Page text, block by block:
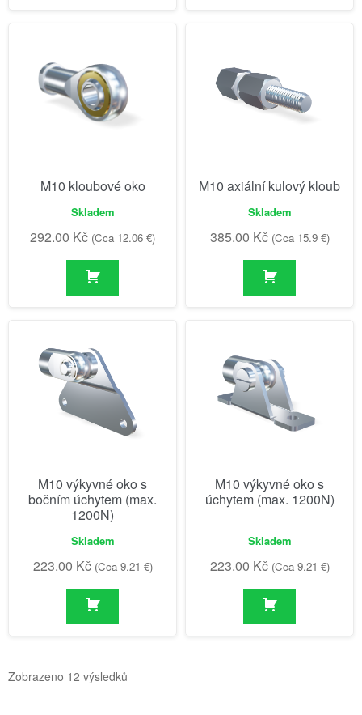
M10 kloubové oko
Skladem
292.00 Kč (Cca 12.06 €)
M10 axiální kulový kloub
Skladem
385.00 Kč (Cca 15.9 €)
M10 výkyvné oko s
bočním úchytem (max.
1200N)
Skladem
223.00 Kč (Cca 9.21 €)
M10 výkyvné oko s
úchytem (max. 1200N)
Skladem
223.00 Kč (Cca 9.21 €)
Zobrazeno 12 výsledků